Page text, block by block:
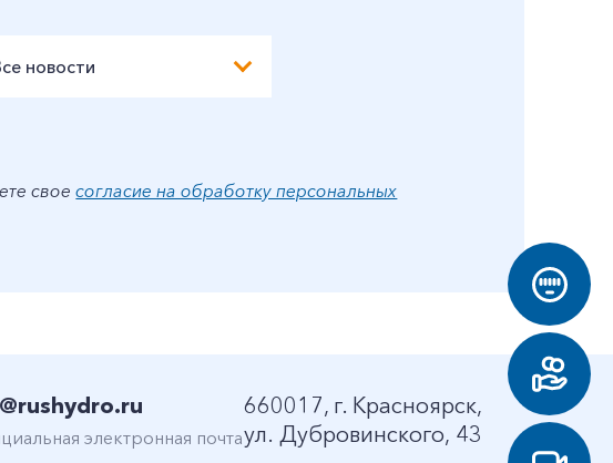
новости
своесогласие на обработку персональных
электронная почта
660017, г. Красноярск,
ул. Дубровинского, 43